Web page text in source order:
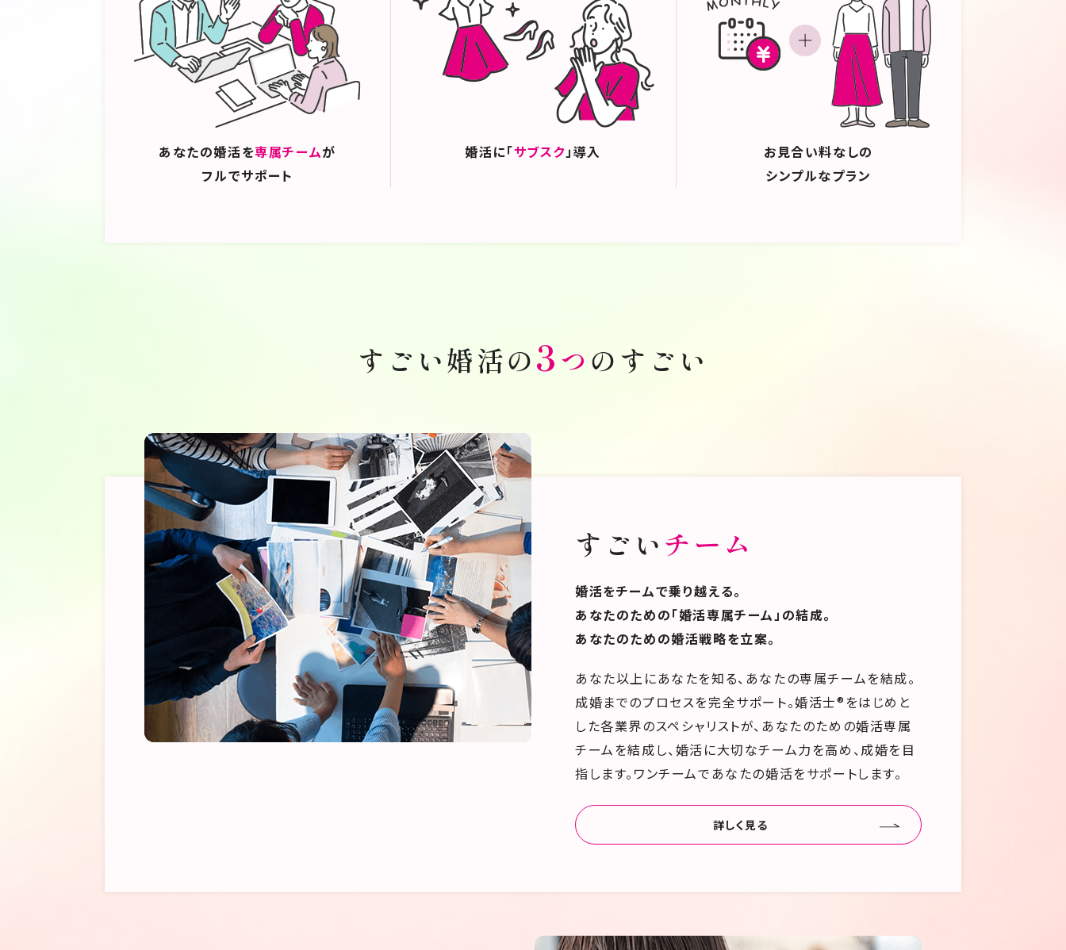
していく最愛なるパートナーと、訪れるたくさんの「すごい」を共有することで、この難しい時代を乗り越える大きな原動力になると思
うのです。
それが「すごい婚活®」というブランドに込めた一番の強い想いかもしれません。そのために、まずは自分自身（ブランド）の個性を理
すための、伴走者につなぐお手伝いだけではなく、全面的な支援を行います。
あなたの婚活を専属チームが
フルでサポート
婚活に「サブスク」導入
お見合い料なしの
シンプルなプラン
すごい婚活の3つ のすごい
すごいチーム
婚活をチームで乗り越える。
あなたのための「婚活専属チーム」の結成。
あなたのための婚活戦略を立案。
あなた以上にあなたを知る、あなたの専属チームを結成。
成婚までのプロセスを完全サポート。婚活士®をはじめと
した各業界のスペシャリストが、あなたのための婚活専属
チームを結成し、婚活に大切なチーム力を高め、成婚を目
指します。ワンチームであなたの婚活をサポートします。
詳しく見る